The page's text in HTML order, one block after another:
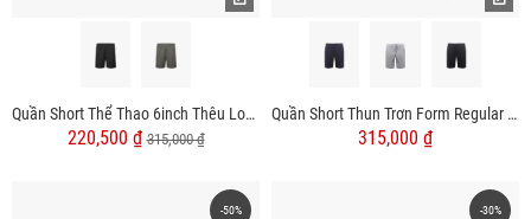
Quần Short Thể Thao 6inch Thêu Logo 4m Form Relax QS082
220,500 ₫315,000 ₫
Quần Short Thun Trơn Form Regular QS072
315,000 ₫
-50% -30%